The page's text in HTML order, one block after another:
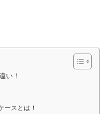
い！
ースとは！